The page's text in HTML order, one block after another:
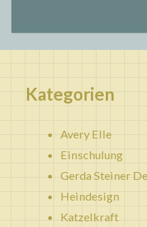
Kategorien
Avery Elle
Einschulung
Gerda Steiner
Heindesign
Katzelkraft